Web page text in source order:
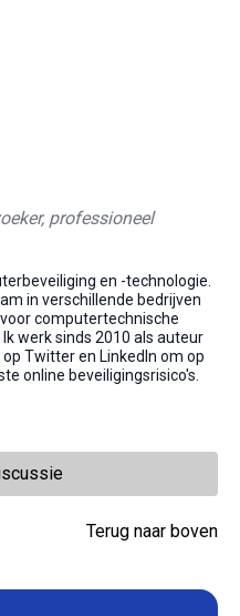
professioneel
en -technologie.
in verschillende bedrijven
computertechnische
werk sinds 2010 als auteur
Twitter en LinkedIn om op
online beveiligingsrisico's.
Terug naar boven